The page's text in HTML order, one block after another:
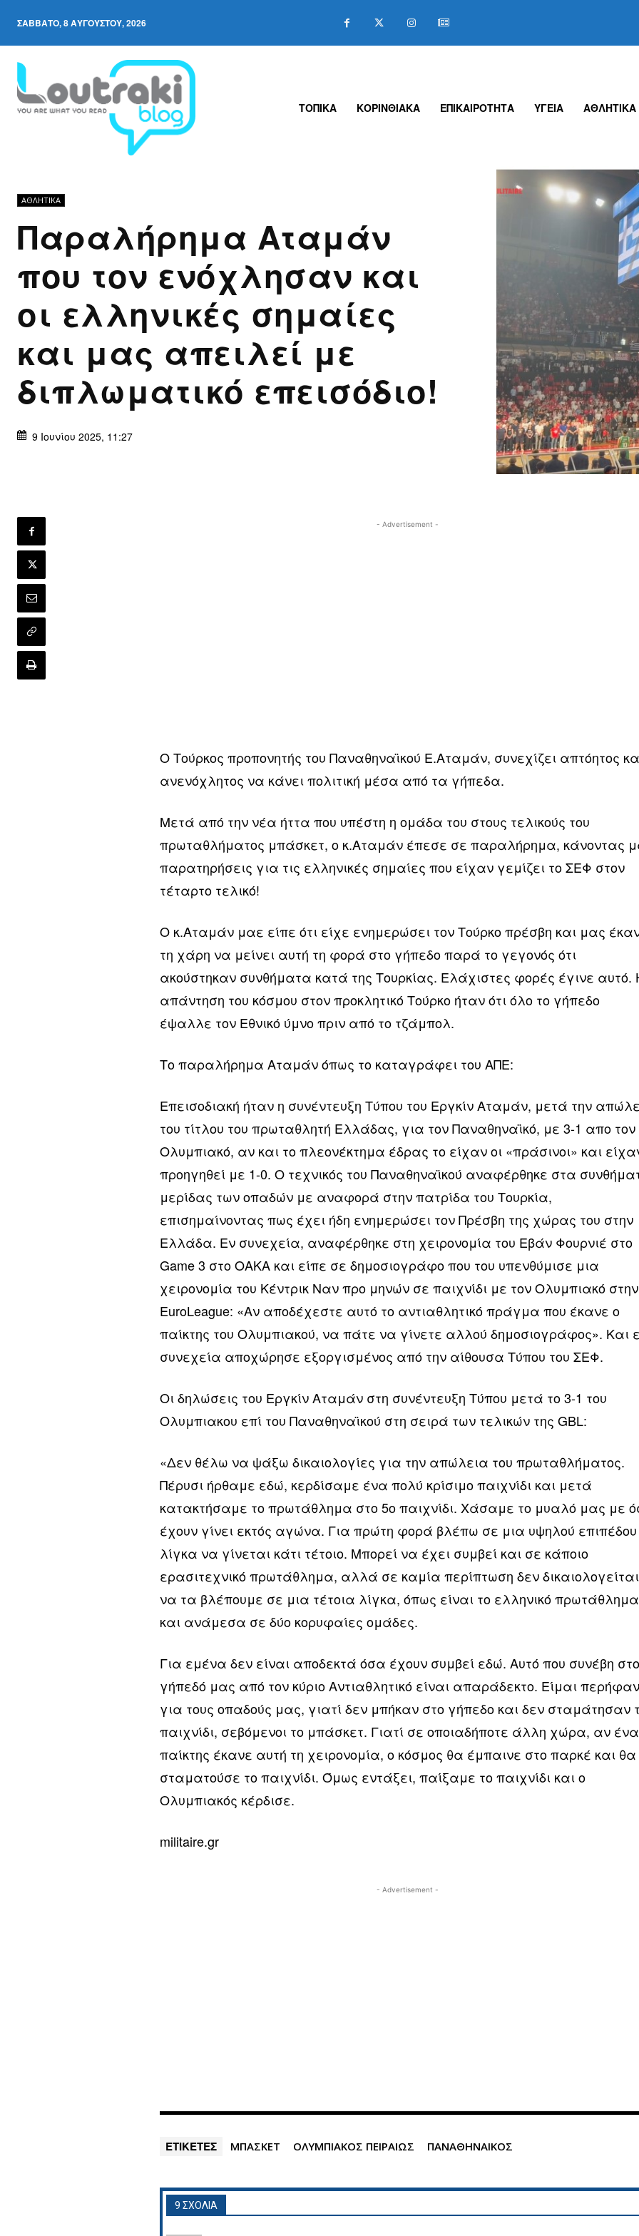
ΣΆΒΒΑΤΟ, 8 ΑΥΓΟΎΣΤΟΥ, 2026
ΤΟΠΙΚΑ ΚΟΡΙΝΘΙΑΚΑ ΕΠΙΚΑΙΡΟΤΗΤΑ ΥΓΕΙΑ ΑΘΛΗΤΙΚΑ
ΑΘΛΗΤΙΚΑ
Παραλήρημα Αταμάν
που τον ενόχλησαν και
οι ελληνικές σημαίες
και μας απειλεί με
διπλωματικό επεισόδιο!
9 Ιουνίου 2025, 11:27
- Advertisement -
Ο Τούρκος προπονητής του Παναθηναϊκού Ε.Αταμάν, συνεχίζει απτόητος
ανενόχλητος να κάνει πολιτική μέσα από τα γήπεδα.
Μετά από την νέα ήττα που υπέστη η ομάδα του στους τελικούς του
πρωταθλήματος μπάσκετ, ο κ.Αταμάν έπεσε σε παραλήρημα, κάνοντας
παρατηρήσεις για τις ελληνικές σημαίες που είχαν γεμίζει το ΣΕΦ στον
τέταρτο τελικό!
Ο κ.Αταμάν μαε είπε ότι είχε ενημερώσει τον Τούρκο πρέσβη και μας
τη χάρη να μείνει αυτή τη φορά στο γήπεδο παρά το γεγονός ότι
ακούστηκαν συνθήματα κατά της Τουρκίας. Ελάχιστες φορές έγινε αυτό.
απάντηση του κόσμου στον προκλητικό Τούρκο ήταν ότι όλο το γήπεδο
έψαλλε τον Εθνικό ύμνο πριν από το τζάμπολ.
Το παραλήρημα Αταμάν όπως το καταγράφει του ΑΠΕ:
Επεισοδιακή ήταν η συνέντευξη Τύπου του Εργκίν Αταμάν, μετά την
του τίτλου του πρωταθλητή Ελλάδας, για τον Παναθηναϊκό, με 3-1 απο τον
Ολυμπιακό, αν και το πλεονέκτημα έδρας το είχαν οι «πράσινοι» και
προηγηθεί με 1-0. Ο τεχνικός του Παναθηναϊκού αναφέρθηκε στα
μερίδας των οπαδών με αναφορά στην πατρίδα του Τουρκία,
επισημαίνοντας πως έχει ήδη ενημερώσει τον Πρέσβη της χώρας του στην
Ελλάδα. Εν συνεχεία, αναφέρθηκε στη χειρονομία του Εβάν Φουρνιέ στο
Game 3 στο ΟΑΚΑ και είπε σε δημοσιογράφο που του υπενθύμισε μια
χειρονομία του Κέντρικ Ναν προ μηνών σε παιχνίδι με τον Ολυμπιακό στην
EuroLeague: «Αν αποδέχεστε αυτό το αντιαθλητικό πράγμα που έκανε ο
παίκτης του Ολυμπιακού, να πάτε να γίνετε αλλού δημοσιογράφος». Και
συνεχεία αποχώρησε εξοργισμένος από την αίθουσα Τύπου του ΣΕΦ.
Οι δηλώσεις του Εργκίν Αταμάν στη συνέντευξη Τύπου μετά το 3-1 του
Ολυμπιακου επί του Παναθηναϊκού στη σειρά των τελικών της GBL:
«Δεν θέλω να ψάξω δικαιολογίες για την απώλεια του πρωταθλήματος.
Πέρυσι ήρθαμε εδώ, κερδίσαμε ένα πολύ κρίσιμο παιχνίδι και μετά
κατακτήσαμε το πρωτάθλημα στο 5ο παιχνίδι. Χάσαμε το μυαλό μας με
έχουν γίνει εκτός αγώνα. Για πρώτη φορά βλέπω σε μια υψηλού επιπέδου
λίγκα να γίνεται κάτι τέτοιο. Μπορεί να έχει συμβεί και σε κάποιο
ερασιτεχνικό πρωτάθλημα, αλλά σε καμία περίπτωση δεν δικαιολογείται
να τα βλέπουμε σε μια τέτοια λίγκα, όπως είναι το ελληνικό πρωτάθλημα
και ανάμεσα σε δύο κορυφαίες ομάδες.
Για εμένα δεν είναι αποδεκτά όσα έχουν συμβεί εδώ. Αυτό που συνέβη στο
γήπεδό μας από τον κύριο Αντιαθλητικό είναι απαράδεκτο. Είμαι
για τους οπαδούς μας, γιατί δεν μπήκαν στο γήπεδο και δεν σταμάτησαν
παιχνίδι, σεβόμενοι το μπάσκετ. Γιατί σε οποιαδήποτε άλλη χώρα, αν
παίκτης έκανε αυτή τη χειρονομία, ο κόσμος θα έμπαινε στο παρκέ και θα
σταματούσε το παιχνίδι. Όμως εντάξει, παίξαμε το παιχνίδι και ο
Ολυμπιακός κέρδισε.
militaire.gr
- Advertisement -
ΕΤΙΚΕΤΕΣ ΜΠΑΣΚΕΤ ΟΛΥΜΠΙΑΚΟΣ ΠΕΙΡΑΙΩΣ ΠΑΝΑΘΗΝΑΙΚΟΣ
9 ΣΧΟΛΙΑ